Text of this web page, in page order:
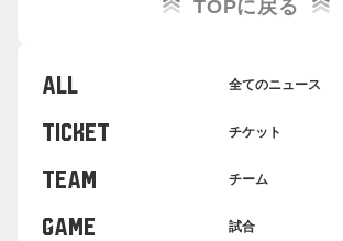
TOPに戻る
ALL 全てのニュース
TICKET チケット
TEAM チーム
GAME 試合